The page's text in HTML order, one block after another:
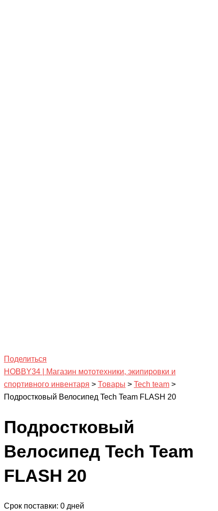
Поделиться
HOBBY34 | Магазин мототехники, экипировки и
спортивного инвентаря > Товары > Tech team >
Подростковый Велосипед Tech Team FLASH 20
Подростковый
Велосипед Tech Team
FLASH 20
Срок поставки: 0 дней